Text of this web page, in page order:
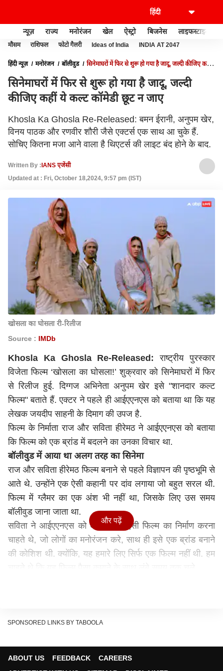
न्यूज़ राज्य मनोरंजन खेल ऐस्ट्रो बिजनेस लाइफस्टाइल
मौसम राशिफल फोटो गैलरी Ideas of India INDIA AT 2047
हिंदी न्यूज़ मनोरंजन बॉलीवुड
सिनेमाघरों में फिर से शुरू हो गया है जादू, जल्दी कीजिए कहीं
सिनेमाघरों में फिर से शुरू हो गया है जादू, जल्दी
कीजिए कहीं ये कल्ट कॉमेडी छूट न जाए
Khosla Ka Ghosla Re-Released: बमन ईरानी, अनुपम खेर,
विनय पाठक और रणवीर शौरी जैसे एक्टर्स एक साथ आ चुके हैं.
सोचिए कितना मजा आने वाला है थिएटर्स की लाइट बंद होने के बाद.
Written By :IANS एजेंसी
Updated at : Fri, October 18,2024, 9:57 pm (IST)
खोसला का घोसला री-रिलीज
Source : IMDb
Khosla Ka Ghosla Re-Released:राष्ट्रीय पुरस्कार
विजेता फिल्म ‘खोसला का घोसला!’ शुक्रवार को सिनेमाघरों में फिर
से रिलीज हुई. दिग्गज अभिनेता अनुपम खेर इसे "शानदार कल्ट
फिल्म" बताते हैं. एक्टर ने पहले ही आईएएनएस को बताया था कि यह
लेखक जयदीप साहनी के दिमाग की उपज है.
फिल्म के निर्माता राज और सविता हीरेमठ ने आईएएनएस को बताया
कि फिल्म को एक ब्रांड में बदलने का उनका विचार था.
बॉलीवुड में आया था अलग तरह का सिनेमा
राज और सविता हीरेमठ फिल्म बनाने से पहले विज्ञापन की पृष्ठभूमि से
आते थे. उन्होंने एक ऐसी कहानी पर दांव लगाया जो बहुत सरल थी.
फिल्म में ग्लैमर का एक अंश भी नहीं था, जिसके लिए उस समय
बॉलीवुड जाना जाता था.
सविता ने आईएएनएस को बताया, हम ऐसी फिल्म का निर्माण करना
चाहते थे, जो लोगों का मनोरंजन करे, साथ ही इसे एक ब्रांड बनाने
की कोशिश थी. क्योंकि, यह हमारे लिए सिर्फ एक फिल्म नहीं थी. हम
फिल्म देखते समय आप इसलिए हंसते हैं, क्योंकि आपके साथ ऐसा
और पढ़ें
SPONSORED LINKS BY TABOOLA
ABOUT US FEEDBACK
CAREERS